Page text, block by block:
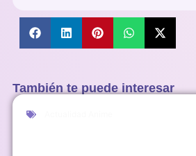
También te puede interesar